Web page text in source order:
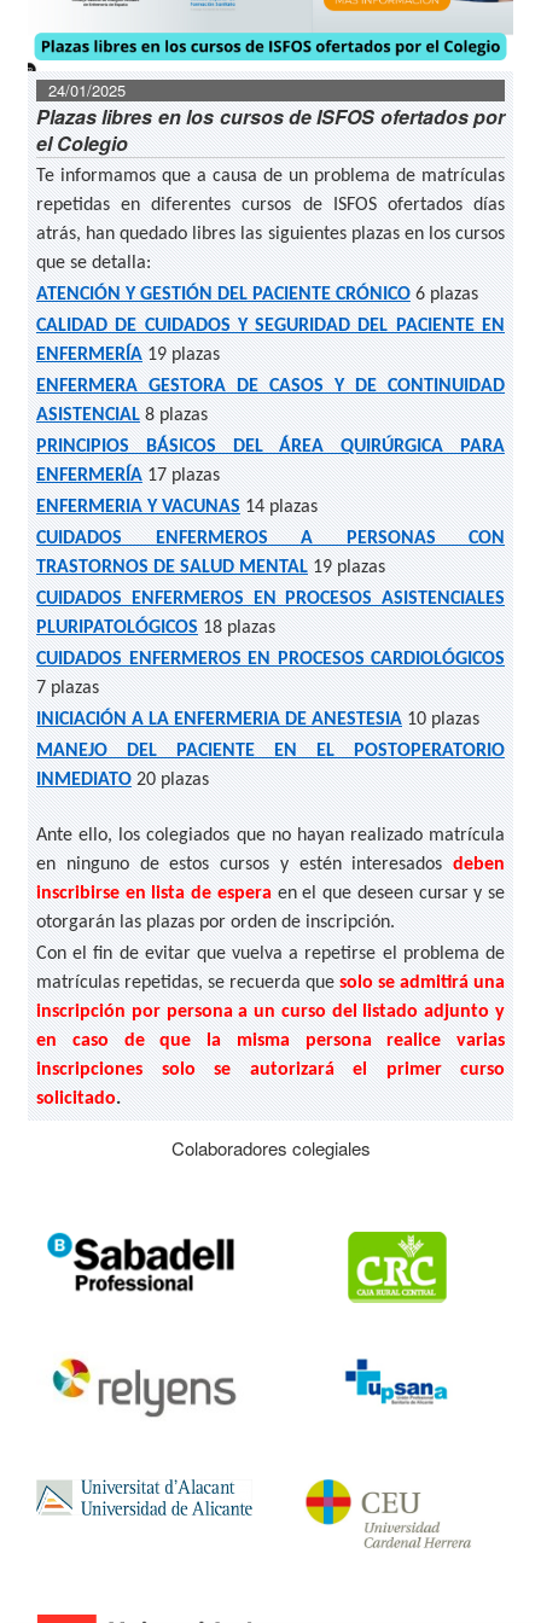
24/01/2025
Plazas libres en los cursos de ISFOS ofertados por
el Colegio
Te informamos que a causa de un problema de matrículas
repetidas en diferentes cursos de ISFOS ofertados días
atrás, han quedado libres las siguientes plazas en los cursos
que se detalla:
ATENCIÓN Y GESTIÓN DEL PACIENTE CRÓNICO 6 plazas
CALIDAD DE CUIDADOS Y SEGURIDAD DEL PACIENTE EN
ENFERMERÍA 19 plazas
ENFERMERA GESTORA DE CASOS Y DE CONTINUIDAD
ASISTENCIAL 8 plazas
PRINCIPIOS BÁSICOS DEL ÁREA QUIRÚRGICA PARA
ENFERMERÍA 17 plazas
ENFERMERIA Y VACUNAS 14 plazas
CUIDADOS ENFERMEROS A PERSONAS CON
TRASTORNOS DE SALUD MENTAL 19 plazas
CUIDADOS ENFERMEROS EN PROCESOS ASISTENCIALES
PLURIPATOLÓGICOS 18 plazas
CUIDADOS ENFERMEROS EN PROCESOS CARDIOLÓGICOS
7 plazas
INICIACIÓN A LA ENFERMERIA DE ANESTESIA 10 plazas
MANEJO DEL PACIENTE EN EL POSTOPERATORIO
INMEDIATO 20 plazas
Ante ello, los colegiados que no hayan realizado matrícula
en ninguno de estos cursos y estén interesados deben
inscribirse en lista de esperaen el que deseen cursar y se
otorgarán las plazas por orden de inscripción.
Con el fin de evitar que vuelva a repetirse el problema de
matrículas repetidas, se recuerda que solo se admitirá una
inscripción por persona a un curso del listado adjunto y
en caso de que la misma persona realice varias
inscripciones solo se autorizará el primer curso
solicitado.
Colaboradores colegiales